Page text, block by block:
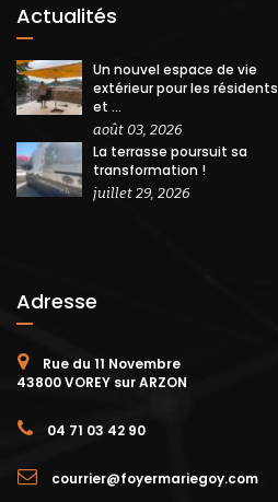
Actualités
Un nouvel espace de vie
extérieur pour les résidents
et ...
août 03, 2026
La terrasse poursuit sa
transformation !
juillet 29, 2026
Adresse
Rue du 11 Novembre
43800 VOREY sur ARZON
04 71 03 42 90
courrier@foyermariegoy.com